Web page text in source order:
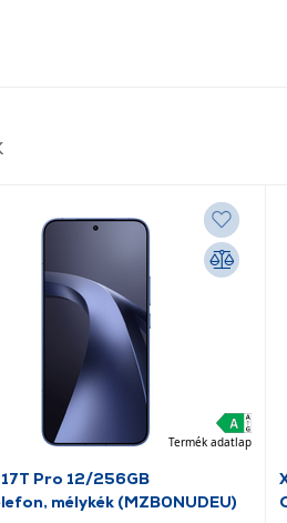
Termék adatlap
Pro 12/256GB
mélykék (MZB0NUDEU)